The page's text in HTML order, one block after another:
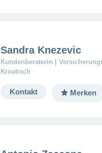
Sandra Knezevic
Kundenberaterin |
Kroatisch
Kontakt Merken